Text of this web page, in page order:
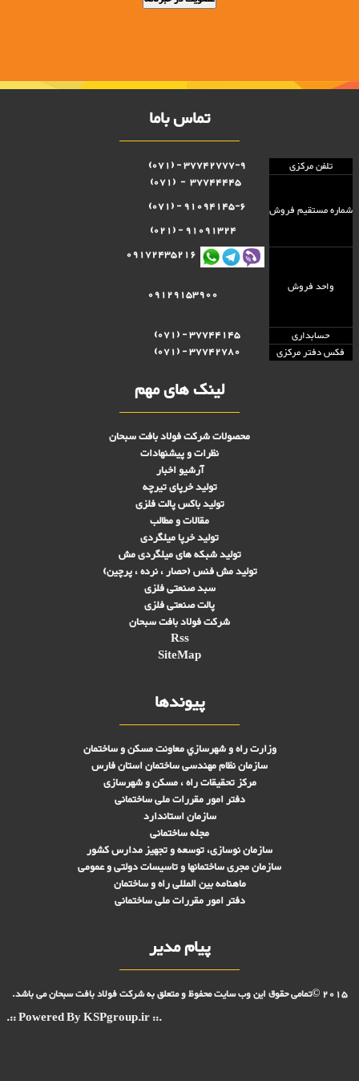
تماس باما
تلفن مرکزی 37742777-9 - (071)
شماره مستقيم فروش
91094145-6 - (071)
واحد فروش
09172435216
حسابداری
37744145 - (071)
فکس دفتر مرکزی
37742780 - (071)
لینک های مهم
محصولات شرکت فولاد بافت سبحان
نظرات و پیشنهادات
آرشیو اخبار
تولید خرپای تیرچه
تولید باکس پالت فلزی
مقالات و مطالب
تولید خرپا میلگردی
تولید شبکه های ميلگردی مش
تولید مش فنس (حصار ، نرده ، پرچین)
سبد صنعتی فلزی
پالت صنعتی فلزی
شرکت فولاد بافت سبحان
Rss
SiteMap
پیوندها
وزارت راه و شهرسازي معاونت مسکن و ساختمان
سازمان نظام مهندسی ساختمان استان فارس
مرکز تحقیقات راه ، مسکن و شهرسازی
دفتر امور مقررات ملی ساختمانی
سازمان استاندارد
مجله ساختمانی
سازمان نوسازی، توسعه و تجهیز مدارس کشور
سازمان مجری ساختمانها و تاسيسات دولتی و عمومی
ماهنامه بین المللی راه و ساختمان
دفتر امور مقررات ملی ساختمانی
پیام مدیر
2015 ©تمامی حقوق این وب سایت محفوظ و متعلق به شرکت فولاد بافت سبحان می باشد.
.:: Powered By KSPgroup.ir ::.